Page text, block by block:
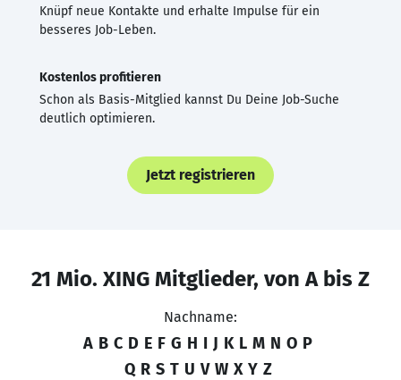
Knüpf neue Kontakte und erhalte Impulse für ein
besseres Job-Leben.
Kostenlos profitieren
Schon als Basis-Mitglied kannst Du Deine Job-Suche
deutlich optimieren.
Jetzt registrieren
21 Mio. XING Mitglieder, von A bis Z
Nachname:
A B C D E F G H I J K L M N O P
Q R S T U V W X Y Z